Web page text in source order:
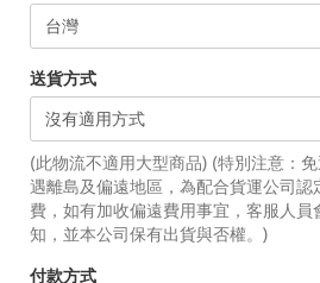
送貨方式
(此物流不適用大型商品) (特別注意：
遇離島及偏遠地區，為配合貨運公司認
費，如有加收偏遠費用事宜，客服人
知，並本公司保有出貨與否權。)
付款方式